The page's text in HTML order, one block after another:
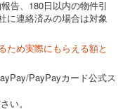
告、180日以内の物件引
に連絡済みの場合は対象
ため実際にもらえる額と
PayPayカード公式ス
い。